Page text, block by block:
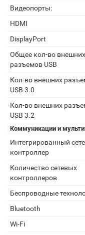
Видеопорты:
HDMI
DisplayPort
Общее кол-во внешних
разъемов USB
Кол-во внешних
USB 3.0
Кол-во внешних
USB 3.2
Коммуникации и
Интегрированный
контроллер
Количество сетевых
контроллеров
Беспроводные
Bluetooth
Wi-Fi